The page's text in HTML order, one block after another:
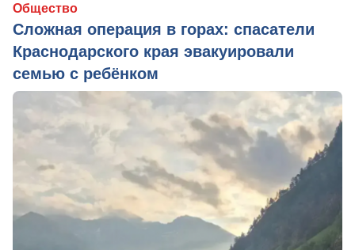
Общество
Сложная операция в горах: спасатели
Краснодарского края эвакуировали
семью с ребёнком